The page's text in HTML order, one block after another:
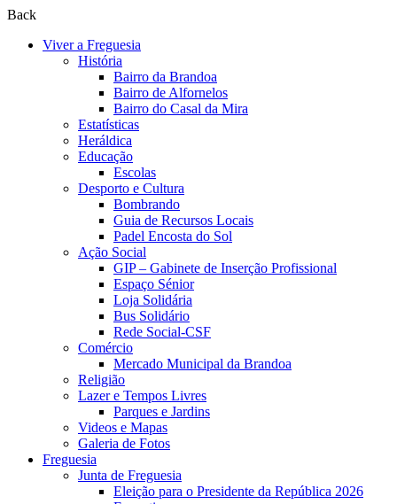
Back
Viver a Freguesia
História
Bairro da Brandoa
Bairro de Alfornelos
Bairro do Casal da Mira
Estatísticas
Heráldica
Educação
Escolas
Desporto e Cultura
Bombrando
Guia de Recursos Locais
Padel Encosta do Sol
Ação Social
GIP – Gabinete de Inserção Profissional
Espaço Sénior
Loja Solidária
Bus Solidário
Rede Social-CSF
Comércio
Mercado Municipal da Brandoa
Religião
Lazer e Tempos Livres
Parques e Jardins
Videos e Mapas
Galeria de Fotos
Freguesia
Junta de Freguesia
Eleição para o Presidente da República 2026